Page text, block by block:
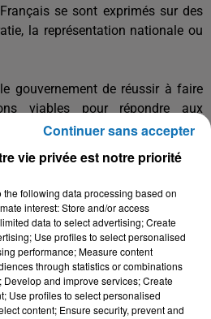
se sont exprimés sur des
la représentation nationale ou
gouvernement de réussir à faire
viables pour répondre aux
jusqu’au 15 mars et le
a annoncé qu’il fera ses
suivant.
et de nombreux membres du
la France à la rencontre des
» pour tenter de sortir de la
vie privée est notre priorité
the following data processing based on
interest: Store and/or access
data to select advertising; Create
Use profiles to select personalised
performance; Measure content
through statistics or combinations
Develop and improve services; Create
Use profiles to select personalised
content; Ensure security, prevent and
Continuer sans accepter